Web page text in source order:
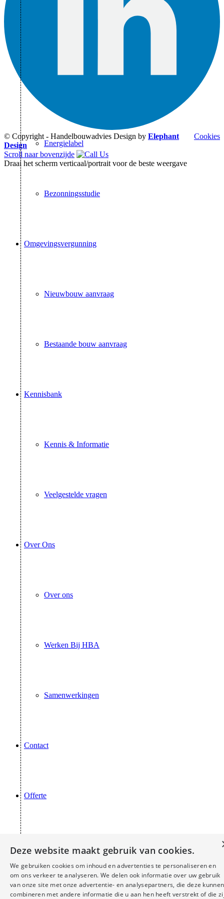
Energielabel
Bezonningsstudie
Omgevingsvergunning
Nieuwbouw aanvraag
Bestaande bouw aanvraag
Kennisbank
Kennis & Informatie
Veelgestelde vragen
Over Ons
Over ons
Werken Bij HBA
Samenwerkingen
Contact
Offerte
Menu
© Copyright - Handelbouwadvies Design by Elephant
Design
Cookies
Scroll naar bovenzijde
Draai het scherm verticaal/portrait voor de beste weergave
Deze website maakt gebruik van cookies.
We gebruiken cookies om inhoud en advertenties te personaliseren en
om ons verkeer te analyseren. We delen ook informatie over uw gebruik
van onze site met onze advertentie- en analysepartners, die deze kunnen
combineren met andere informatie die u aan hen heeft verstrekt of die